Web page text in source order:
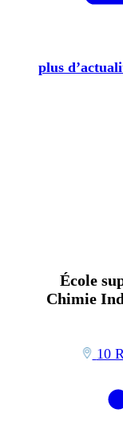
plus
École
Chimie
10